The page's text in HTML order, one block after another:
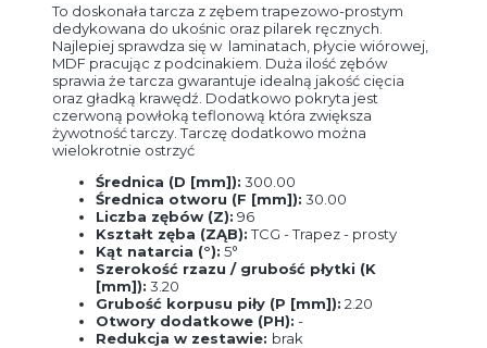
To doskonała tarcza z zębem trapezowo-prostym
dedykowana do ukośnic oraz pilarek ręcznych.
Najlepiej sprawdza się w laminatach, płycie wiórowej,
MDF pracując z podcinakiem. Duża ilość zębów
sprawia że tarcza gwarantuje idealną jakość cięcia
oraz gładką krawędź. Dodatkowo pokryta jest
czerwoną powłoką teflonową która zwiększa
żywotność tarczy. Tarczę dodatkowo można
wielokrotnie ostrzyć
Średnica (D [mm]): 300.00
Średnica otworu (F [mm]): 30.00
Liczba zębów (Z): 96
Kształt zęba (ZĄB):TCG - Trapez - prosty
Kąt natarcia (°): 5°
Szerokość rzazu / grubość płytki (K
[mm]): 3.20
Grubość korpusu piły (P [mm]): 2.20
Otwory dodatkowe (PH): -
Redukcja w zestawie: brak